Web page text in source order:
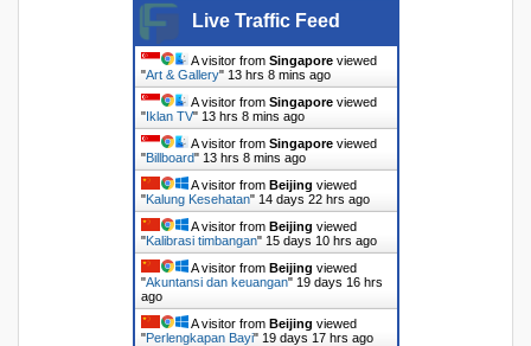
Live Traffic Feed
A visitor from Singaporeviewed
"Art & Gallery" 13 hrs 8 mins ago
A visitor from Singaporeviewed
"Iklan TV" 13 hrs 8 mins ago
A visitor from Singaporeviewed
"Billboard" 13 hrs 9 mins ago
A visitor from Beijing viewed
"Kalung Kesehatan" 14 days 22 hrs ago
A visitor from Beijing viewed
"Kalibrasi timbangan" 15 days 10 hrs ago
A visitor from Beijing viewed
"Akuntansi dan keuangan" 19 days 16 hrs
ago
A visitor from Beijing viewed
"Perlengkapan Bayi" 19 days 17 hrs ago